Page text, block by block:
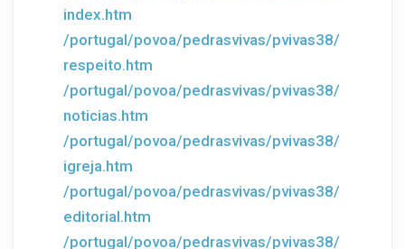
index.htm
/portugal/povoa/pedrasvivas/pvivas38/
respeito.htm
/portugal/povoa/pedrasvivas/pvivas38/
noticias.htm
/portugal/povoa/pedrasvivas/pvivas38/
igreja.htm
/portugal/povoa/pedrasvivas/pvivas38/
editorial.htm
/portugal/povoa/pedrasvivas/pvivas38/